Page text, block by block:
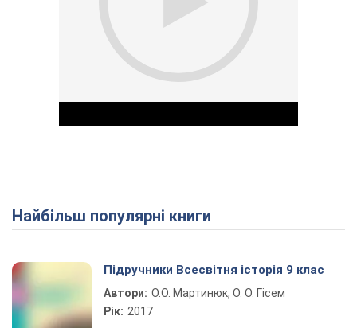
Play Video
Найбільш популярні книги
Підручники Всесвітня історія 9 клас
Автори: О.О. Мартинюк, О. О. Гісем
Рік: 2017